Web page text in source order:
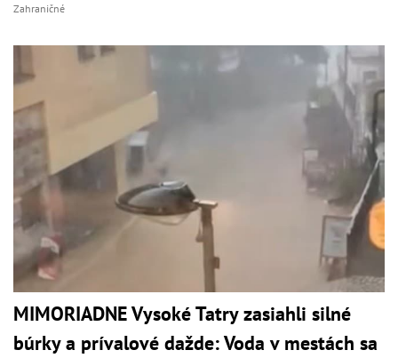
Zahraničné
MIMORIADNE Vysoké Tatry zasiahli silné
búrky a prívalové dažde: Voda v mestách sa